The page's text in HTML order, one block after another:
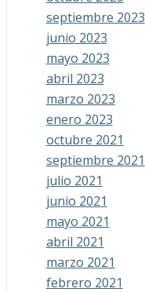
septiembre 2023
junio 2023
mayo 2023
abril 2023
marzo 2023
enero 2023
octubre 2021
septiembre 2021
julio 2021
junio 2021
mayo 2021
abril 2021
marzo 2021
febrero 2021